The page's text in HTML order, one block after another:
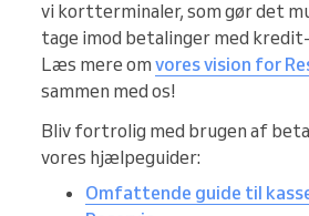
vi kortterminaler, som gør det
tage imod betalinger med
Læs mere om vores vision for
sammen med os!
Bliv fortrolig med brugen af
vores hjælpeguider:
Omfattende guide til